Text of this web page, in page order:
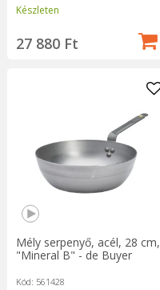
Készleten
27 880 Ft
Mély serpenyő, acél, 28 cm,
"Mineral B" - de Buyer
Kód: 561428